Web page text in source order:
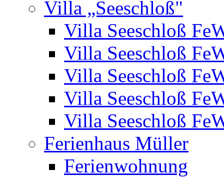
Villa „Seeschloß"
Villa Seeschloß
Villa Seeschloß
Villa Seeschloß
Villa Seeschloß
Villa Seeschloß
Ferienhaus Müller
Ferienwohnung